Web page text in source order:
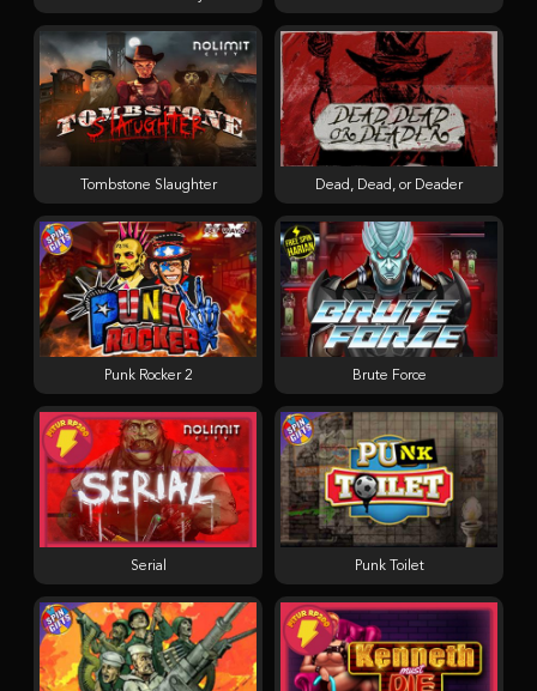
Dead, Dead, or Deader
Brute Force
Tombstone Slaughter
Punk Rocker 2
Serial Punk Toilet